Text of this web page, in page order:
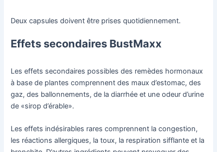
Deux capsules doivent être prises quotidiennement.
Effets secondaires BustMaxx
Les effets secondaires possibles des remèdes hormonaux
à base de plantes comprennent des maux d’estomac, des
gaz, des ballonnements, de la diarrhée et une odeur d’urine
de «sirop d’érable».
Les effets indésirables rares comprennent la congestion,
les réactions allergiques, la toux, la respiration sifflante et la